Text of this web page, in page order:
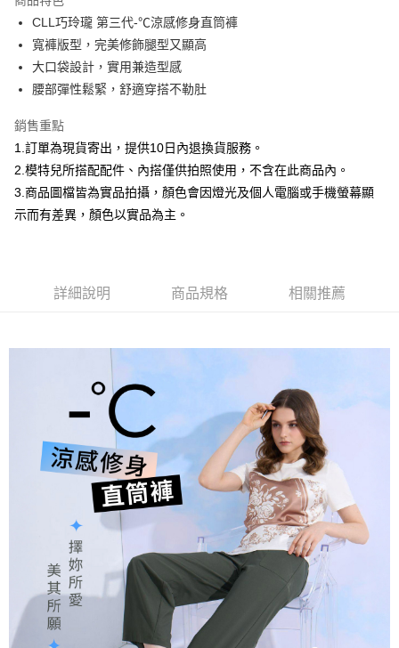
合作金庫商業銀行
華南商業銀行
彰化商業銀行
上海商業儲蓄銀行
國泰世華商業銀行
臺灣中小企業銀行
聯邦商業銀行
元大商業銀行
永豐商業銀行
台新國際商業銀行
中國信託商業銀行
台灣樂天信用卡公司
超商取貨付款
LINE Pay
Apple Pay
悠遊付
Google Pay
全盈+PAY
【大哥付你分期使用說明】
1.本服務由台灣大哥大提供，台灣大哥大用戶可立即使用無須另外申請。
成交易。
4.訂單成立30分鐘內，如未前往確認交易或遇審核未通過，訂單將自動取
消。如遇「轉專審核」未通過狀況，表示未達大哥付你分期系統評分，恕無
法說明評估內容。
1.分期款項不併入電信帳單，「大哥付你分期」於每月結算日後寄送繳費提
醒簡訊。
2.透過簡訊連結打開帳單後，可選擇「超商條碼／台灣大直營門市／銀行轉
帳／街口支付／iPASS MONEY」等通路繳費。
【注意事項】
1.本服務係由「台灣大哥大股份有限公司」（以下簡稱本公司）所提供，讓
用戶於交易時，得透過本服務購買商品或服務，並由商店將買賣／分期付款
買賣價金債權讓與本公司後，依約使用本公司帳單繳交帳款。
2.基於同意付款使用「大哥付你分期」之契約關係目的，商店將以您的個人
資料（包含姓名、電話或地址）提供予台灣大哥大進項蒐集、處理及利用，
由本公司與您本人進行分期帳單所需資料之確認、核對及更正。
3.完整用戶服務條款，請詳閱以下連結：
https://oppay.tw/userRule
AFTEE先享後付
AFTEE先享後付是「在收到商品之後才付款」的支付方式。 讓您購物簡單
１．簡單：不需註冊會員、不需綁卡、不需儲值。
２．便利：只要手機號碼，簡訊認證，即可結帳。
３．安心：先確認商品／服務後，再付款。
【「AFTEE先享後付」結帳流程】
１．於結帳方式選擇「AFTEE先享後付」後，將跳轉至「AFTEE先享後付」
結帳頁面，進行簡訊認證並確認金額後，即可完成結帳。
２．訂單成立數日內，您將收到繳費通知簡訊。
３．收到繳費通知簡訊後14天內，點擊此簡訊中的連結，可透過四大超商／
ATM／網路銀行／等多元方式進行付款，方視為交易完成。
※ 請注意：結帳手續完成當下不需立刻繳費，但若您需要取消訂單，請聯絡
購買商品的店家。未經商家同意取消之訂單仍視為有效，需透過AFTEE先享
後付繳納相關費用。
※ 交易是否成功請以「AFTEE先享後付 」之結帳頁面顯示為準，若有關於
是否繳費成功／繳費後需取消欲退款等相關疑問，請聯繫「AFTEE先享後付
客戶支援中心」
https://netprotections.freshdesk.com/support/home
每筆NT$120，滿NT$2,000(含以上)免運費
每筆NT$120，滿NT$2,000(含以上)免運費
每筆NT$120，滿NT$2,000(含以上)免運費
CLL巧玲瓏 第三代-℃涼感修身直筒褲
寬褲版型，完美修飾腿型又顯高
大口袋設計，實用兼造型感
腰部彈性鬆緊，舒適穿搭不勒肚
銷售重點
1.訂單為現貨寄出，提供10日內退換貨服務。
2.模特兒所搭配配件、內搭僅供拍照使用，不含在此商品內。
3.商品圖檔皆為實品拍攝，顏色會因燈光及個人電腦或手機螢幕顯
示而有差異，顏色以實品為主。
詳細說明 商品規格 相關推薦